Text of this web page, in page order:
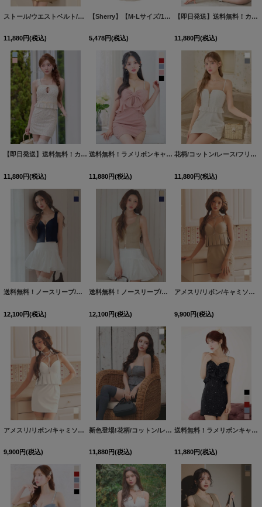
ストール/ウエストベルト/ラメ/2段フリル/谷間見せ/無地/ミニドレス/キャバドレス【XS-Mサイズ/1カラー】[OF03] 【YN】dzwvAG
11,880円(税込)
【Sherry】【M-Lサイズ/1カラー】華やかなフラワープリントセットアップミニドレス[HC02]
5,478円(税込)
【即日発送】送料無料！カットアウト/キャミソール/小花柄/フリル/リボン/ペプラム/タイト/ミニドレス/キャバドレス【XS-Mサイズ/2カラー】[OF03]【YN】dzwuSK
11,880円(税込)
【即日発送】送料無料！カットアウト/キャミソール/小花柄/フリル/リボン/ペプラム/タイト/ミニドレス/キャバドレス【XS-Mサイズ/2カラー】[OF03]【YN】dzwuSK
11,880円(税込)
送料無料！ラメリボンキャミソールドレス/ノースリーブ/ビジュー/谷間見せ/背中見せ/ミニドレス/キャバドレス【XS-XLサイズ/5カラー】[OF03]【一部予約商品/9月上旬発送予定】
11,880円(税込)
花柄/コットン/レース/フリル/フロントジップ/キャミソール/ペプラム/Aライン/ミニドレス/キャバドレス【S-Mサイズ/2カラー】[OF03] 【YN】dzwvBF
11,880円(税込)
送料無料！ノースリーブ/ジップアップ/セットアップ/フレアミニドレス/キャバドレス【S-Mサイズ/2カラー】[OF04]【SB】dzquSK
12,100円(税込)
送料無料！ノースリーブ/ジップアップ/セットアップ/フレアミニドレス/キャバドレス【S-Mサイズ/2カラー】[OF04]【SB】dzquSK
12,100円(税込)
アメスリ/リボン/キャミソール/タイト/無地/スーツ生地/ペプラム/プリーツ/ミニドレス/キャバドレス【S-Mサイズ/2カラー】[OF03] 【YN】dzmvAG
9,900円(税込)
アメスリ/リボン/キャミソール/タイト/無地/スーツ生地/ペプラム/プリーツ/ミニドレス/キャバドレス【S-Mサイズ/2カラー】[OF03] 【YN】dzmvAG
9,900円(税込)
新色登場!花柄/コットン/レース/フリル/フロントジップ/キャミソール/ペプラム/Aライン/ミニドレス/キャバドレス【S-Mサイズ/2カラー】[OF03] 【YN】dzwvBF
11,880円(税込)
送料無料！ラメリボンキャミソールドレス/ノースリーブ/ビジュー/谷間見せ/背中見せ/ミニドレス/キャバドレス【XS-XLサイズ/5カラー】[OF03]【一部予約商品/9月上旬発送予定】
11,880円(税込)